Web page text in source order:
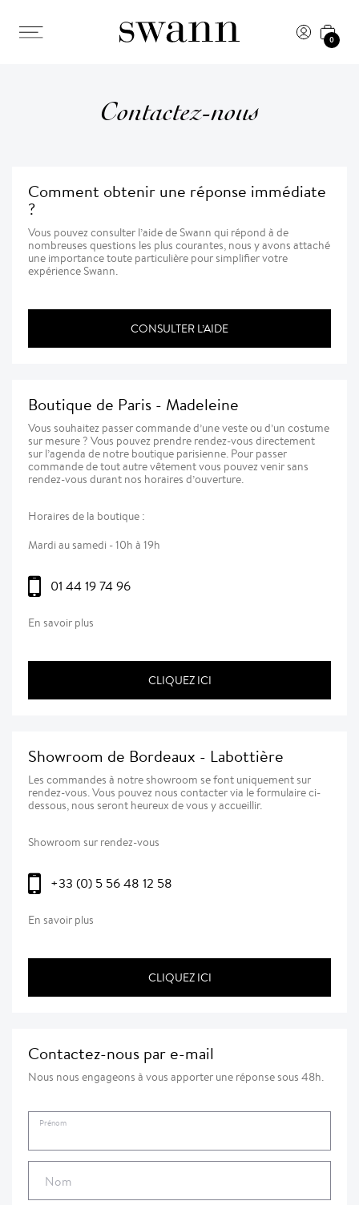
0
Contactez-nous
Comment obtenir une réponse immédiate
?
Vous pouvez consulter l’aide de Swann qui répond à de
nombreuses questions les plus courantes, nous y avons attaché
une importance toute particulière pour simplifier votre
expérience Swann.
CONSULTER L’AIDE
Boutique de Paris - Madeleine
Vous souhaitez passer commande d’une veste ou d’un costume
sur mesure ? Vous pouvez prendre rendez-vous directement
sur l’agenda de notre boutique parisienne. Pour passer
commande de tout autre vêtement vous pouvez venir sans
rendez-vous durant nos horaires d’ouverture.
Horaires de la boutique :
Mardi au samedi - 10h à 19h
01 44 19 74 96
En savoir plus
CLIQUEZ ICI
Showroom de Bordeaux - Labottière
Les commandes à notre showroom se font uniquement sur
rendez-vous. Vous pouvez nous contacter via le formulaire ci-
dessous, nous seront heureux de vous y accueillir.
Showroom sur rendez-vous
+33 (0) 5 56 48 12 58
En savoir plus
CLIQUEZ ICI
Contactez-nous par e-mail
Nous nous engageons à vous apporter une réponse sous 48h.
Prénom
Nom